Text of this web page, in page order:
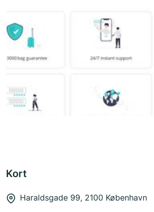
Kort
Haraldsgade 99, 2100 København